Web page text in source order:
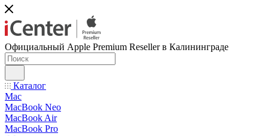
Официальный Apple Premium Reseller в Калининграде
Каталог
Mac
MacBook Neo
MacBook Air
MacBook Pro